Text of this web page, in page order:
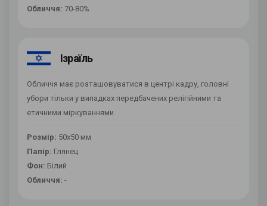
Обличчя: 70-80%
Ізраїль
Обличчя має розташовуватися в центрі кадру, головні
убори тільки у випадках передбачених релігійними та
етичними міркуваннями.
Розмір: 50х50 мм
Папір: Глянец
Фон: Білий
Обличчя: -